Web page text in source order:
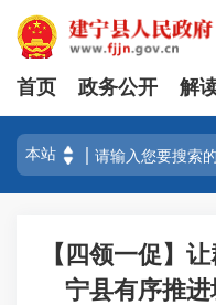
首页 政务公开 解
【四领一促】
宁县有序推